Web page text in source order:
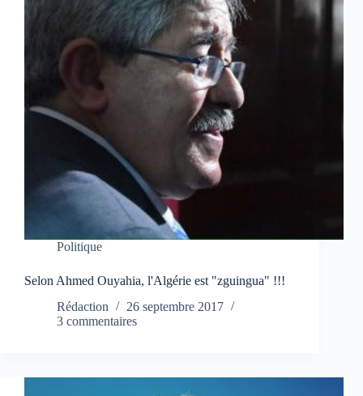
Politique
Selon Ahmed Ouyahia, l'Algérie est "zguingua" !!!
Rédaction
26 septembre 2017
3 commentaires